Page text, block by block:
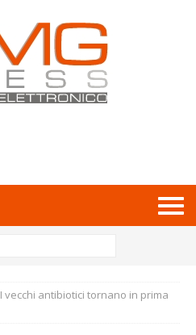
I vecchi antibiotici tornano in prima